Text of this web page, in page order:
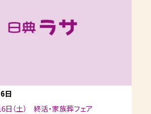
日
日（土） 終活・家族葬フェア